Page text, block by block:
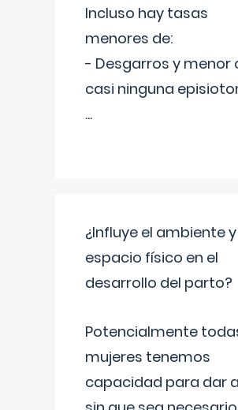
Incluso hay tasas
menores de:
- Desgarros y menor
casi ninguna
...
¿Influye el ambiente
espacio físico en el
desarrollo del parto?
Potencialmente
mujeres tenemos
capacidad para dar